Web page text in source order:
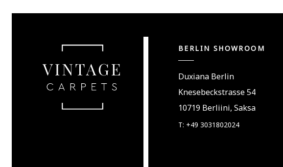
BERLIN SHOWROOM
Duxiana Berlin
Knesebeckstrasse 54
10719 Berliini, Saksa
T: +49 3031802024